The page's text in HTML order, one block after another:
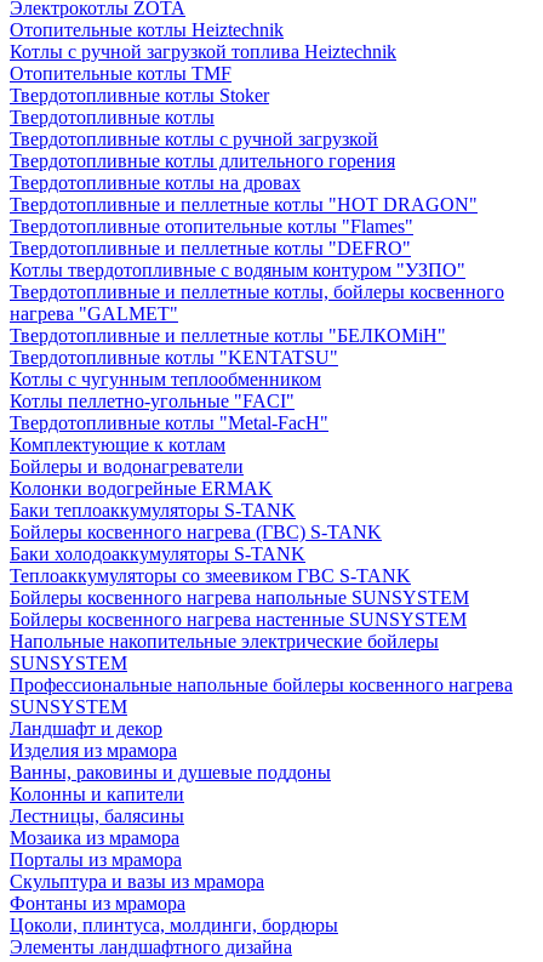
Электрокотлы ZOTA
Отопительные котлы Heiztechnik
Котлы с ручной загрузкой топлива Heiztechnik
Отопительные котлы TMF
Твердотопливные котлы Stoker
Твердотопливные котлы
Твердотопливные котлы с ручной загрузкой
Твердотопливные котлы длительного горения
Твердотопливные котлы на дровах
Твердотопливные и пеллетные котлы "HOT DRAGON"
Твердотопливные отопительные котлы "Flames"
Твердотопливные и пеллетные котлы "DEFRO"
Котлы твердотопливные с водяным контуром "УЗПО"
Твердотопливные и пеллетные котлы, бойлеры косвенного
нагрева "GALMET"
Твердотопливные и пеллетные котлы "БЕЛКОМiН"
Твердотопливные котлы "KENTATSU"
Котлы с чугунным теплообменником
Котлы пеллетно-угольные "FACI"
Твердотопливные котлы "Metal-FacH"
Комплектующие к котлам
Бойлеры и водонагреватели
Колонки водогрейные ERMAK
Баки теплоаккумуляторы S-TANK
Бойлеры косвенного нагрева (ГВС) S-TANK
Баки холодоаккумуляторы S-TANK
Теплоаккумуляторы со змеевиком ГВС S-TANK
Бойлеры косвенного нагрева напольные SUNSYSTEM
Бойлеры косвенного нагрева настенные SUNSYSTEM
Напольные накопительные электрические бойлеры
SUNSYSTEM
Профессиональные напольные бойлеры косвенного нагрева
SUNSYSTEM
Ландшафт и декор
Изделия из мрамора
Ванны, раковины и душевые поддоны
Колонны и капители
Лестницы, балясины
Мозаика из мрамора
Порталы из мрамора
Скульптура и вазы из мрамора
Фонтаны из мрамора
Цоколи, плинтуса, молдинги, бордюры
Элементы ландшафтного дизайна